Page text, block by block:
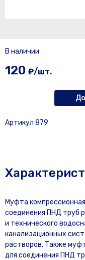
В наличии
120 ₽/шт.
Артикул 879
Муфта
соединения ПНД труб
и технического
канализационных
растворов. Также
для соединения ПНД